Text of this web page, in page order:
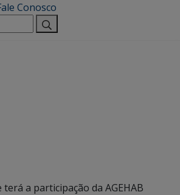
Conosco
terá a participação da AGEHAB